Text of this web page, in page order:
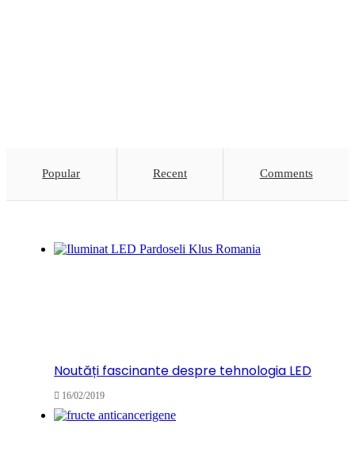
Popular Recent Comments
Noutăți fascinante despre tehnologia LED
16/02/2019